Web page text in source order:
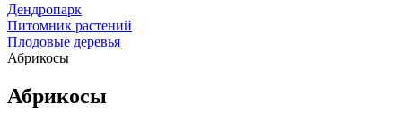
Дендропарк
Питомник растений
Плодовые деревья
Абрикосы
Абрикосы